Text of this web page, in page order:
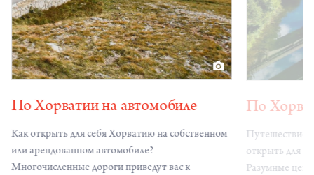
По Хорватии на автомобиле
Как открыть для себя Хорватию на собственном
или арендованном автомобиле?
Многочисленные дороги приведут вас к
По
Путешествие
открыть для
Разумные